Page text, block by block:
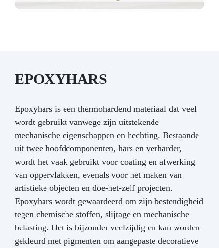
EPOXYHARS
Epoxyhars is een thermohardend materiaal dat veel
wordt gebruikt vanwege zijn uitstekende
mechanische eigenschappen en hechting. Bestaande
uit twee hoofdcomponenten, hars en verharder,
wordt het vaak gebruikt voor coating en afwerking
van oppervlakken, evenals voor het maken van
artistieke objecten en doe-het-zelf projecten.
Epoxyhars wordt gewaardeerd om zijn bestendigheid
tegen chemische stoffen, slijtage en mechanische
belasting. Het is bijzonder veelzijdig en kan worden
gekleurd met pigmenten om aangepaste decoratieve